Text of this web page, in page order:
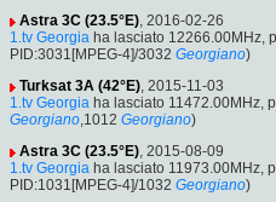
Astra 3C (23.5°E), 2016-02-26
1.tv Georgia ha lasciato 12266.00MHz,
PID:3031[MPEG-4]/3032 Georgiano)
Turksat 3A (42°E), 2015-11-03
1.tv Georgia ha lasciato 11472.00MHz,
Georgiano,1012 Georgiano)
Astra 3C (23.5°E), 2015-08-09
1.tv Georgia ha lasciato 11973.00MHz,
PID:1031[MPEG-4]/1032 Georgiano)